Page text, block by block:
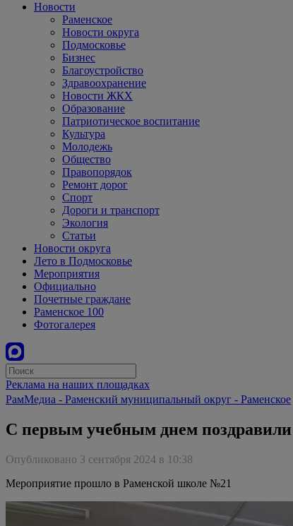
Новости
Раменское
Новости округа
Подмосковье
Бизнес
Благоустройство
Здравоохранение
Новости ЖКХ
Образование
Патриотическое воспитание
Культура
Молодежь
Общество
Правопорядок
Ремонт дорог
Спорт
Дороги и транспорт
Экология
Статьи
Новости округа
Лето в Подмосковье
Мероприятия
Официально
Почетные граждане
Раменское 100
Фотогалерея
Реклама на наших площадках
РамМедиа - Раменский муниципальный округ - Раменское
С первым учебным днем
Опубликовано 3 сентября 2024 в 10:38
Мероприятие прошло в Раменской школе №21